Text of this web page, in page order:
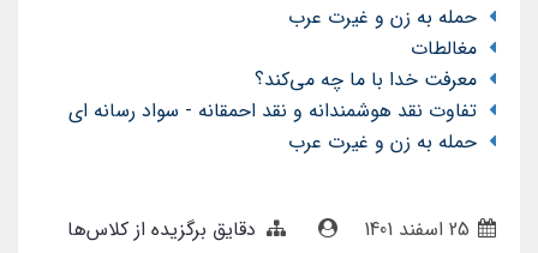
حمله به زن و غیرت عرب
مغالطات
معرفت خدا با ما چه می‌کند؟
تفاوت نقد هوشمندانه و نقد احمقانه - سواد رسانه ای
حمله به زن و غیرت عرب
دقایق برگزیده از کلاس‌ها